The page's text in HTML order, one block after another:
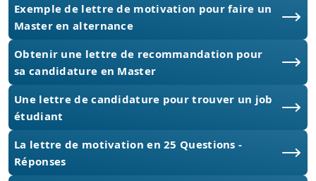
Exemple de lettre de motivation pour faire un
Master en alternance
Obtenir une lettre de recommandation pour
sa candidature en Master
Une lettre de candidature pour trouver un job
étudiant
La lettre de motivation en 25 Questions -
Réponses